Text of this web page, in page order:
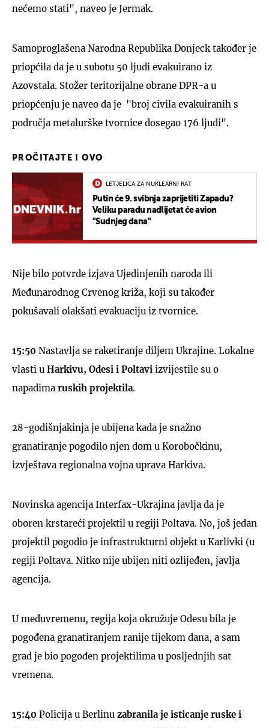
nećemo stati", naveo je Jermak.
Samoproglašena Narodna Republika Donjeck također je
priopćila da je u subotu 50 ljudi evakuirano iz
Azovstala. Stožer teritorijalne obrane DPR-a u
priopćenju je naveo da je "broj civila evakuiranih s
područja metalurške tvornice dosegao 176 ljudi".
PROČITAJTE I OVO
LETJELICA ZA NUKLEARNI RAT
Putin će 9. svibnja zaprijetiti Zapadu?
Veliku paradu nadlijetat će avion
"Sudnjeg dana"
Nije bilo potvrde izjava Ujedinjenih naroda ili
Međunarodnog Crvenog križa, koji su također
pokušavali olakšati evakuaciju iz tvornice.
15:50 Nastavlja se raketiranje diljem Ukrajine. Lokalne
vlasti u Harkivu, Odesi i Poltavi izvijestile su o
napadima ruskih projektila.
28-godišnjakinja je ubijena kada je snažno
granatiranje pogodilo njen dom u Korobočkinu,
izvještava regionalna vojna uprava Harkiva.
Novinska agencija Interfax-Ukrajina javlja da je
oboren krstareći projektil u regiji Poltava. No, još jedan
projektil pogodio je infrastrukturni objekt u Karlivki (u
regiji Poltava. Nitko nije ubijen niti ozlijeđen, javlja
agencija.
U međuvremenu, regija koja okružuje Odesu bila je
pogođena granatiranjem ranije tijekom dana, a sam
grad je bio pogođen projektilima u posljednjih sat
vremena.
15:40 Policija u Berlinu zabranila je isticanje ruske i